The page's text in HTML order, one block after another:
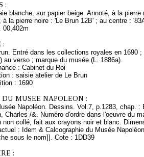
:
blanche, sur papier beige. Annoté, à la
à la pierre noire : 'Le Brun 12B' ; au centre :
00,402m
:
Entré dans les collections royales en 1690
au verso ; marque du musée (L. 1886a).
: Cabinet du Roi
: saisie atelier de Le Brun
: 1690
MUSEE NAPOLEON :
Napoléon. Dessins. Vol.7, p.1283, chap.
Charles /&. Numéro d'ordre dans l'oeuvre du
non collé, fait aux crayons noir et blanc.
: Idem & Calcographie du Musée
sous le nom]]. Cote : 1DD39
: